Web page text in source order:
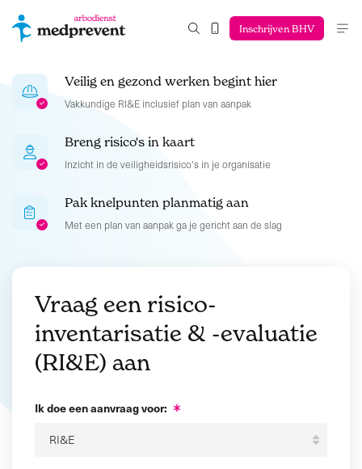
Inschrijven BHV
Veilig en gezond werken begint hier
Vakkundige RI&E inclusief plan van aanpak
Breng risico's in kaart
Inzicht in de veiligheidsrisico's in je organisatie
Pak knelpunten planmatig aan
Met een plan van aanpak ga je gericht aan de slag
Vraag een risico-
inventarisatie & -evaluatie
(RI&E) aan
Ik doe een aanvraag voor: